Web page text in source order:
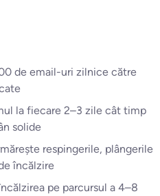
de email-uri zilnice către
la fiecare 2–3 zile cât timp
solide
respingerile, plângerile
încălzire
pe parcursul a 4–8